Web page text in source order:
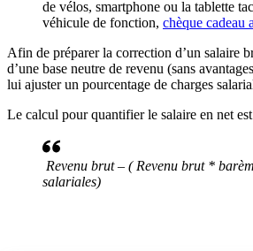
de vélos, smartphone ou la tablette
véhicule de fonction, chèque cadeau
Afin de préparer la correction d’un salaire
d’une base neutre de revenu (sans
lui ajuster un pourcentage de charges
Le calcul pour quantifier le salaire en net
Revenu brut – ( Revenu brut *
salariales)